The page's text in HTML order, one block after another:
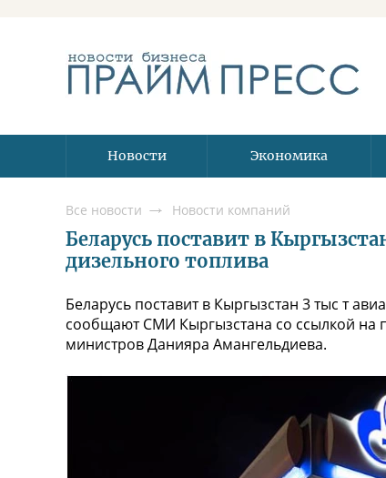
Новости Экономика
Все новости Новости компаний
Беларусь поставит в
дизельного топлива
Беларусь поставит в Кыргызстан 3 тыс т
сообщают СМИ Кыргызстана со ссылкой на
министров Данияра Амангельдиева.